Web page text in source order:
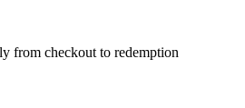
from checkout to redemption